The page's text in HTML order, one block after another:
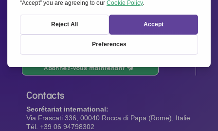
Newsletter
Restez au courant de toutes les dernières nouvelles
Abonnez-vous maintenant
Contacts
Secrétariat international:
Via Frascati 336, 00040 Rocca di Papa (Rome), Italie
Tél. +39 06 94798302